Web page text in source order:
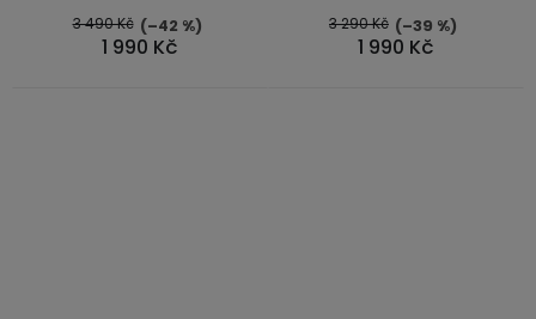
1 990 Kč
3 490 Kč (–42 %)
5
hvězdiček.
1 990 Kč
3 290 Kč (–39 %)